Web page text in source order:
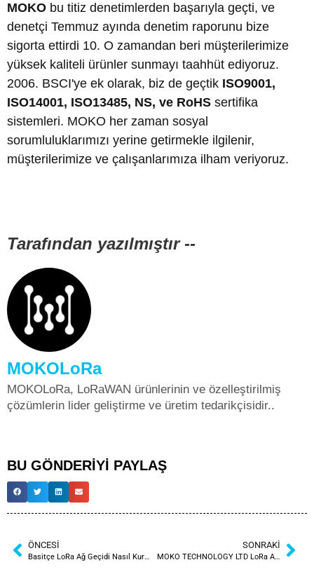
MOKO bu titiz denetimlerden başarıyla geçti, ve
denetçi Temmuz ayında denetim raporunu bize
sigorta ettirdi 10. O zamandan beri müşterilerimize
yüksek kaliteli ürünler sunmayı taahhüt ediyoruz.
2006. BSCI'ye ek olarak, biz de geçtik ISO9001,
ISO14001, ISO13485, NS, ve RoHS sertifika
sistemleri. MOKO her zaman sosyal
sorumluluklarımızı yerine getirmekle ilgilenir,
müşterilerimize ve çalışanlarımıza ilham veriyoruz.
Tarafından yazılmıştır --
MOKOLoRa
MOKOLoRa, LoRaWAN ürünlerinin ve özelleştirilmiş
çözümlerin lider geliştirme ve üretim tedarikçisidir..
BU GÖNDERİYİ PAYLAŞ
ÖNCESI SONRAKI
MOKO TECHNOLOGY LTD LoRa Alliance® Üyelerine Katıldı